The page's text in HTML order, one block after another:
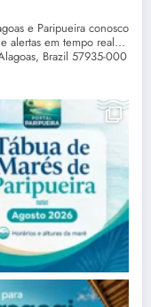
e Paripueira conosco
alertas em tempo real...
Brazil 57935-000